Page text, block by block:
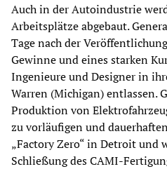
Auch in der Autoindustrie
Arbeitsplätze abgebaut.
Tage nach der
Gewinne und eines starken
Ingenieure und Designer in
Warren (Michigan) entlassen.
Produktion von
zu vorläufigen und
„Factory Zero“ in Detroit und
Schließung des CAMI-